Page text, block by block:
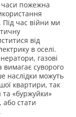
часи пожежна
Під час війни ми
від
в оселі.
газові
вимагає суворого
наслідки можуть
квартири, так
та «буржуйки»
стати